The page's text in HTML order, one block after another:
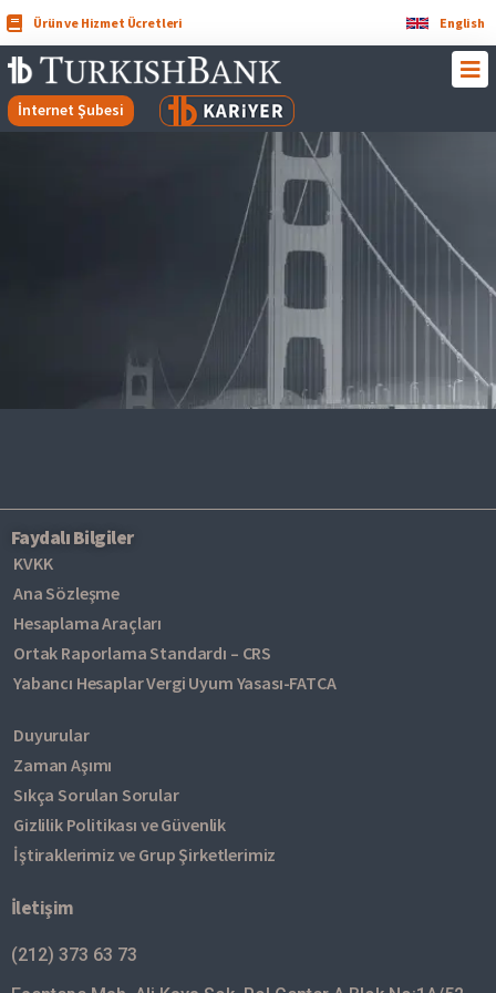
English
Ürün ve Hizmet Ücretleri
İnternet Şubesi
Faydalı Bilgiler
KVKK
Ana Sözleşme
Hesaplama Araçları
Ortak Raporlama Standardı – CRS
Yabancı Hesaplar Vergi Uyum Yasası-FATCA
Duyurular
Zaman Aşımı
Sıkça Sorulan Sorular
Gizlilik Politikası ve Güvenlik
İştiraklerimiz ve Grup Şirketlerimiz
İletişim
(212) 373 63 73